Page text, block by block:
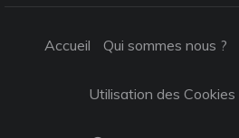
Accueil Qui sommes nous ?
Utilisation des Cookies